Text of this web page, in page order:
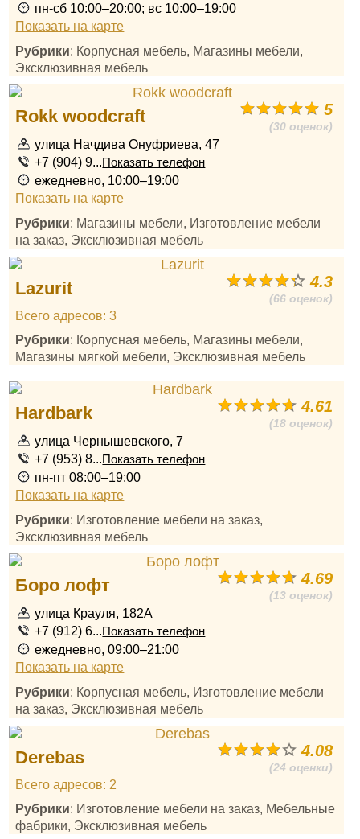
пн-сб 10:00–20:00; вс 10:00–19:00
Показать на карте
Рубрики: Корпусная мебель, Магазины мебели,
Эксклюзивная мебель
5
(30 оценок)
Rokk woodcraft
улица Начдива Онуфриева, 47
+7 (904) 9...Показать телефон
ежедневно, 10:00–19:00
Показать на карте
Рубрики: Магазины мебели, Изготовление мебели
на заказ, Эксклюзивная мебель
4.3
(66 оценок)
Lazurit
Всего адресов: 3
Рубрики: Корпусная мебель, Магазины мебели,
Магазины мягкой мебели, Эксклюзивная мебель
4.61
(18 оценок)
Hardbark
улица Чернышевского, 7
+7 (953) 8...Показать телефон
пн-пт 08:00–19:00
Показать на карте
Рубрики: Изготовление мебели на заказ,
Эксклюзивная мебель
4.69
(13 оценок)
Боро лофт
улица Крауля, 182А
+7 (912) 6...Показать телефон
ежедневно, 09:00–21:00
Показать на карте
Рубрики: Корпусная мебель, Изготовление мебели
на заказ, Эксклюзивная мебель
4.08
(24 оценки)
Derebas
Всего адресов: 2
Рубрики: Изготовление мебели на заказ, Мебельные
фабрики, Эксклюзивная мебель